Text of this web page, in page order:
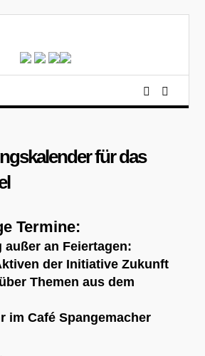
für das
Termine:
außer an Feiertagen:
der Initiative Zukunft
Themen aus dem
im Café Spangemacher